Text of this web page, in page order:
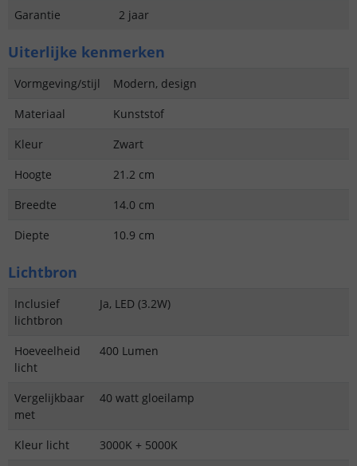
Garantie
2 jaar
Uiterlijke kenmerken
Vormgeving/stijl
Modern, design
Materiaal
Kunststof
Kleur
Zwart
Hoogte
21.2 cm
Breedte
14.0 cm
Diepte
10.9 cm
Lichtbron
Inclusief
lichtbron
Ja, LED (3.2W)
Hoeveelheid
licht
400 Lumen
Vergelijkbaar
met
40 watt gloeilamp
Kleur licht
3000K + 5000K